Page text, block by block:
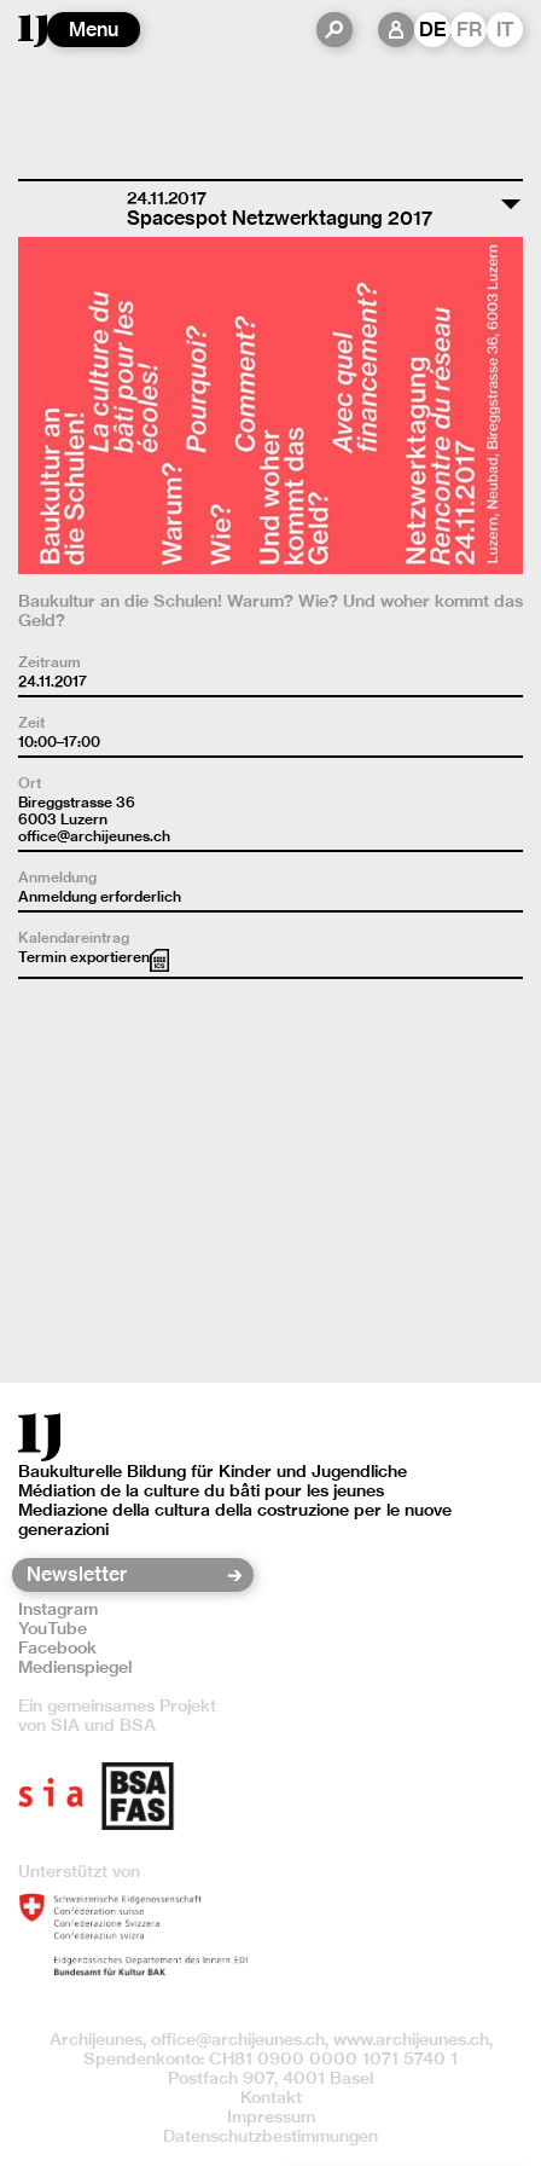
Menu DE FR IT
24.11.2017
Spacespot Netzwerktagung 2017
Baukultur an die Schulen! Warum? Wie? Und woher kommt das
Geld?
Zeitraum
24.11.2017
Zeit
10:00–17:00
Ort
Bireggstrasse 36
6003 Luzern
office@archijeunes.ch
Anmeldung
Anmeldung erforderlich
Kalendareintrag
Termin exportieren
Baukulturelle Bildung für Kinder und Jugendliche
Médiation de la culture du bâti pour les jeunes
Mediazione della cultura della costruzione per le nuove
generazioni
Instagram
YouTube
Facebook
Medienspiegel
Ein gemeinsames Projekt
von SIA und BSA
Unterstützt von
Archijeunes, office@archijeunes.ch, www.archijeunes.ch,
Spendenkonto: CH81 0900 0000 1071 5740 1
Postfach 907, 4001 Basel
Kontakt
Impressum
Datenschutzbestimmungen